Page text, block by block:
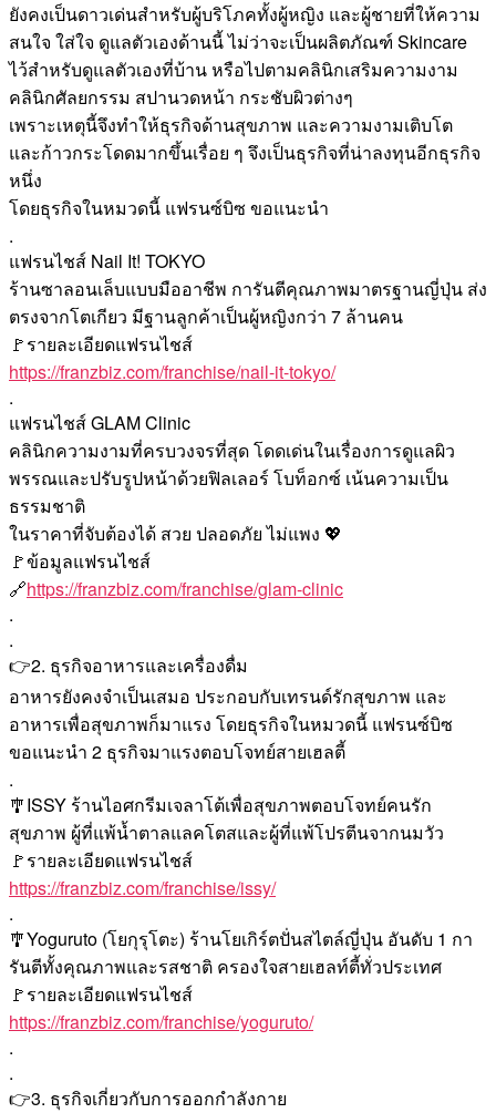
ยังคงเป็นดาวเด่นสำหรับผู้บริโภคทั้งผู้หญิง และผู้ชายที่ให้ความ
สนใจ ใส่ใจ ดูแลตัวเองด้านนี้ ไม่ว่าจะเป็นผลิตภัณฑ์ Skincare
ไว้สำหรับดูแลตัวเองที่บ้าน หรือไปตามคลินิกเสริมความงาม
คลินิกศัลยกรรม สปานวดหน้า กระชับผิวต่างๆ
เพราะเหตุนี้จึงทำให้ธุรกิจด้านสุขภาพ และความงามเติบโต
และก้าวกระโดดมากขึ้นเรื่อย ๆ จึงเป็นธุรกิจที่น่าลงทุนอีกธุรกิจ
หนึ่ง
โดยธุรกิจในหมวดนี้ แฟรนซ์บิซ ขอแนะนำ
.
แฟรนไชส์ Nail It! TOKYO
ร้านซาลอนเล็บแบบมืออาชีพ การันตีคุณภาพมาตรฐานญี่ปุ่น ส่ง
ตรงจากโตเกียว มีฐานลูกค้าเป็นผู้หญิงกว่า 7 ล้านคน
🚩รายละเอียดแฟรนไชส์
https://franzbiz.com/franchise/nail-it-tokyo/
.
แฟรนไชส์ GLAM Clinic
คลินิกความงามที่ครบวงจรที่สุด โดดเด่นในเรื่องการดูแลผิว
พรรณและปรับรูปหน้าด้วยฟิลเลอร์ โบท็อกซ์ เน้นความเป็น
ธรรมชาติ
ในราคาที่จับต้องได้ สวย ปลอดภัย ไม่แพง 💖
🚩ข้อมูลแฟรนไชส์
🔗https://franzbiz.com/franchise/glam-clinic
.
.
👉2. ธุรกิจอาหารและเครื่องดื่ม
อาหารยังคงจำเป็นเสมอ ประกอบกับเทรนด์รักสุขภาพ และ
อาหารเพื่อสุขภาพก็มาแรง โดยธุรกิจในหมวดนี้ แฟรนซ์บิซ
ขอแนะนำ 2 ธุรกิจมาแรงตอบโจทย์สายเฮลตี้
.
🎐ISSY ร้านไอศกรีมเจลาโต้เพื่อสุขภาพตอบโจทย์คนรัก
สุขภาพ ผู้ที่แพ้น้ำตาลแลคโตสและผู้ที่แพ้โปรตีนจากนมวัว
🚩รายละเอียดแฟรนไชส์
https://franzbiz.com/franchise/issy/
.
🎐Yoguruto (โยกุรุโตะ) ร้านโยเกิร์ตปั่นสไตล์ญี่ปุ่น อันดับ 1 กา
รันตีทั้งคุณภาพและรสชาติ ครองใจสายเฮลท์ตี้ทั่วประเทศ
🚩รายละเอียดแฟรนไชส์
https://franzbiz.com/franchise/yoguruto/
.
.
👉3. ธุรกิจเกี่ยวกับการออกกำลังกาย